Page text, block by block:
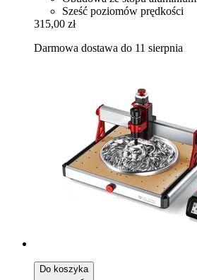
Sześć poziomów prędkości
315,00 zł
Darmowa dostawa do 11 sierpnia
Do koszyka